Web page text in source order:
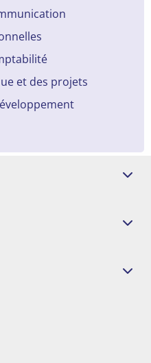
et des projets